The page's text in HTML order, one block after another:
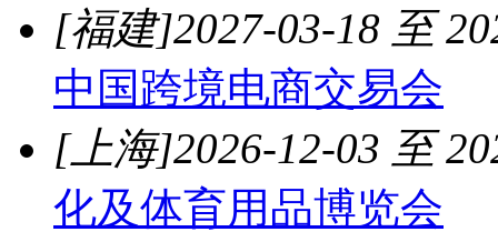
[福建]2027-03-18 至
中国跨境电商交易会
[上海]2026-12-03 至
化及体育用品博览会